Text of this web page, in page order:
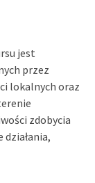
jest
przez
lokalnych oraz
zdobycia